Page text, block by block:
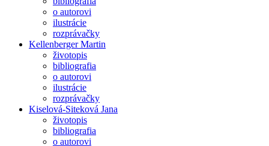
o autorovi
ilustrácie
rozprávačky
Kellenberger Martin
životopis
bibliografia
o autorovi
ilustrácie
rozprávačky
Kiselová-Siteková Jana
životopis
bibliografia
o autorovi